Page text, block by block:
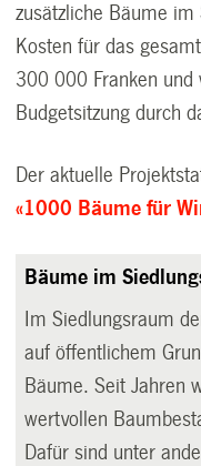
zusätzliche Bäume im
Kosten für das
300 000 Franken und
Budgetsitzung durch
Der aktuelle
«1000 Bäume für
Bäume im
Im Siedlungsraum
auf öffentlichem
Bäume. Seit Jahren
wertvollen
Dafür sind unter